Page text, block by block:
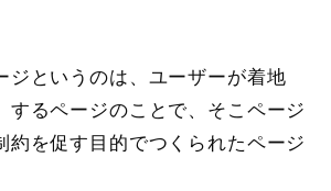
ジというのは、ユーザーが着地
するページのことで、そこページ
約を促す目的でつくられたページ